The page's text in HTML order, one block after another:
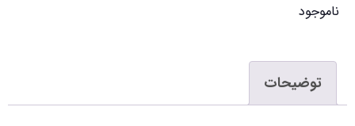
ناموجود
توضیحات